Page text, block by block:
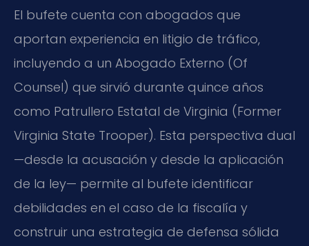
El bufete cuenta con abogados que
aportan experiencia en litigio de tráfico,
incluyendo a un Abogado Externo (Of
Counsel) que sirvió durante quince años
como Patrullero Estatal de Virginia (Former
Virginia State Trooper). Esta perspectiva dual
—desde la acusación y desde la aplicación
de la ley— permite al bufete identificar
debilidades en el caso de la fiscalía y
construir una estrategia de defensa sólida